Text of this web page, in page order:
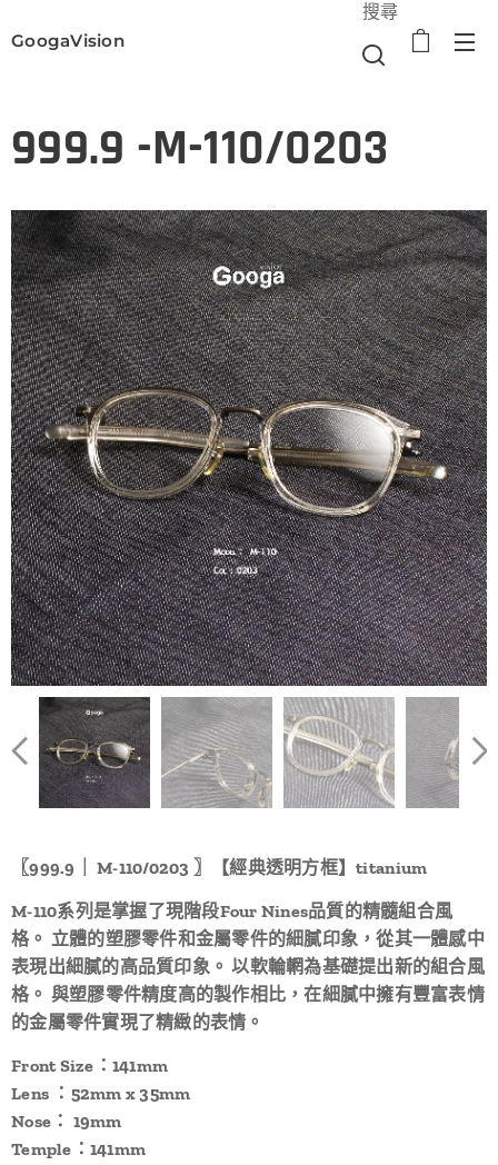
GoogaVision
搜尋
999.9 -M-110/0203
〖999.9｜ M-110/0203 〗【經典透明方框】titanium
M-110系列是掌握了現階段Four Nines品質的精髓組合風
格。 立體的塑膠零件和金屬零件的細膩印象，從其一體感中
表現出細膩的高品質印象。 以軟輪輞為基礎提出新的組合風
格。 與塑膠零件精度高的製作相比，在細膩中擁有豐富表情
的金屬零件實現了精緻的表情。
Front Size：141mm
Lens ：52mm x 35mm
Nose： 19mm
Temple：141mm